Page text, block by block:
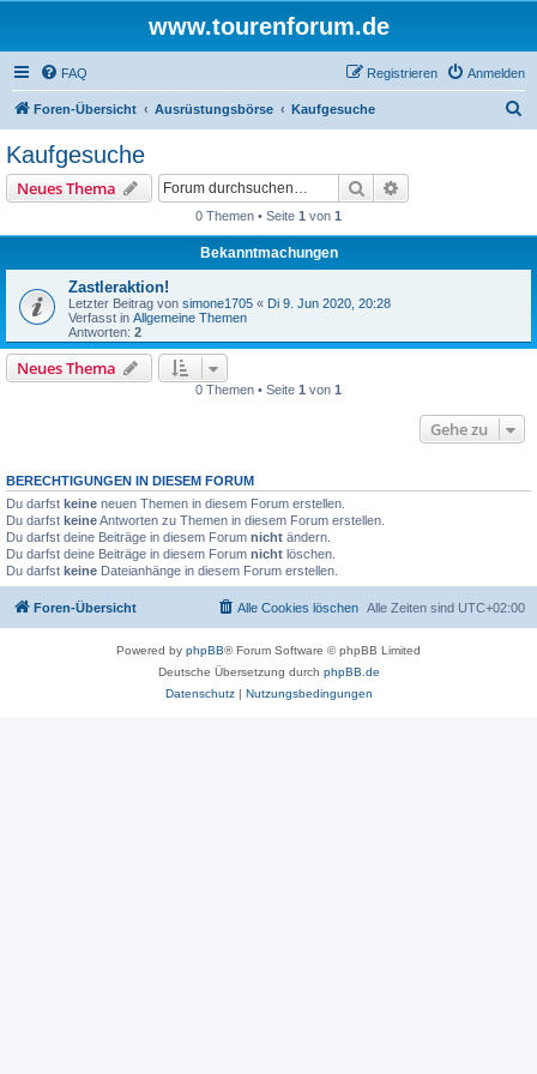
www.tourenforum.de
FAQ Anmelden
Registrieren
Foren-Übersicht Ausrüstungsbörse Kaufgesuche
Kaufgesuche
Neues Thema Suche
0 Themen • Seite 1 von 1
Bekanntmachungen
Zastleraktion!
Letzter Beitrag von simone1705 « Di 9. Jun 2020, 20:28
Verfasst in Allgemeine Themen
Antworten: 2
Neues Thema
0 Themen • Seite 1 von 1
Gehe zu
BERECHTIGUNGEN IN DIESEM FORUM
Du darfst keine neuen Themen in diesem Forum erstellen.
Du darfst keineAntworten zu Themen in diesem Forum erstellen.
Du darfst deine Beiträge in diesem Forum nicht ändern.
Du darfst deine Beiträge in diesem Forum nicht löschen.
Du darfst keine Dateianhänge in diesem Forum erstellen.
Foren-Übersicht Alle Zeiten sind UTC+02:00
Alle Cookies löschen
Powered by phpBB® Forum Software © phpBB Limited
Deutsche Übersetzung durch phpBB.de
Datenschutz| Nutzungsbedingungen